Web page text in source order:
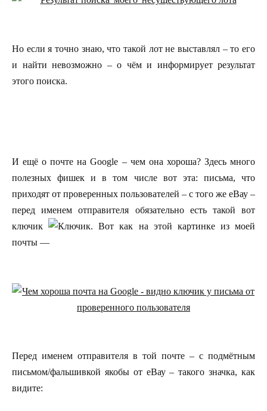
Но если я точно знаю, что такой лот не выставлял – то его
и найти невозможно – о чём и информирует результат
этого поиска.
И ещё о почте на Google – чем она хороша? Здесь много
полезных фишек и в том числе вот эта: письма, что
приходят от проверенных пользователей – с того же еВау –
перед именем отправителя обязательно есть такой вот
ключик
. Вот как на этой картинке из моей
почты —
Перед именем отправителя в той почте – с подмётным
письмом/фальшивкой якобы от еВау – такого значка, как
видите: